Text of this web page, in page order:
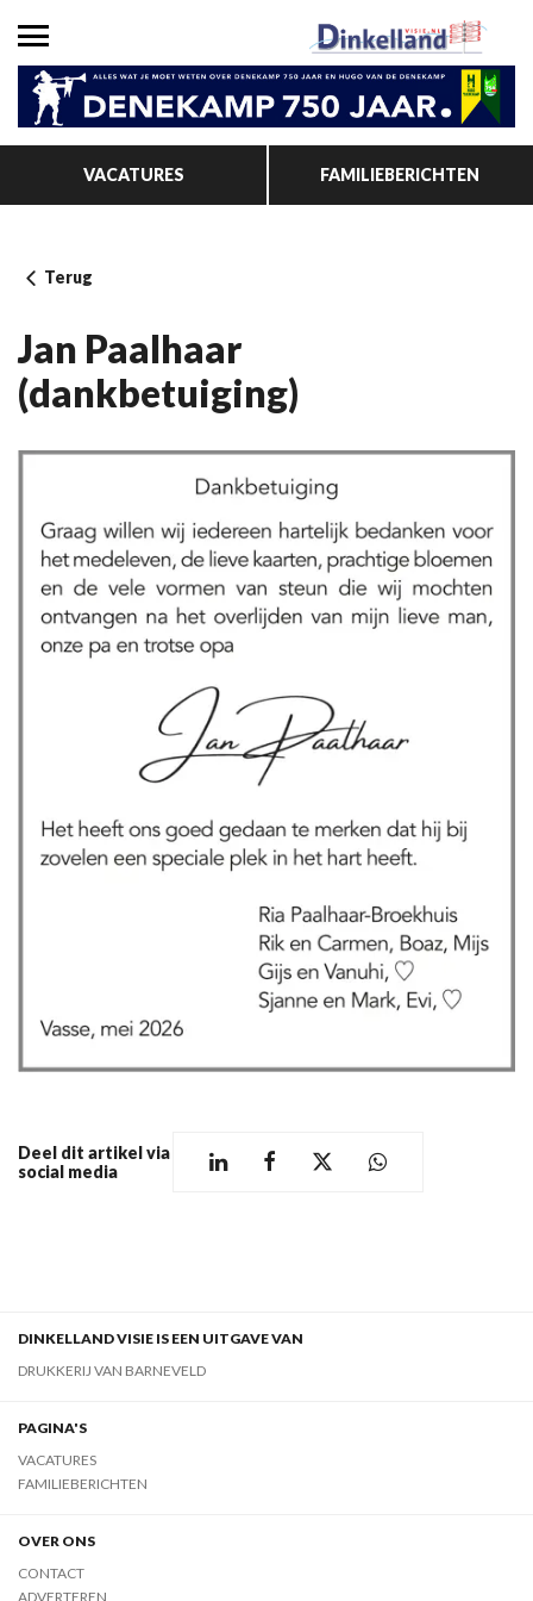
VACATURES FAMILIEBERICHTEN
Terug
Jan Paalhaar
(dankbetuiging)
Deel dit artikel via
social media
DINKELLAND VISIE IS EEN UITGAVE VAN
DRUKKERIJ VAN BARNEVELD
PAGINA'S
VACATURES
FAMILIEBERICHTEN
OVER ONS
CONTACT
ADVERTEREN